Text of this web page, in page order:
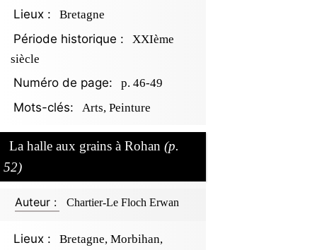
Lieux : Bretagne
Période historique :
XXIème
siècle
Numéro de page: p. 46-49
Mots-clés: Arts, Peinture
La halle aux grains à Rohan (p.
52)
Auteur : Chartier-Le Floch Erwan
Lieux :
Bretagne, Morbihan,